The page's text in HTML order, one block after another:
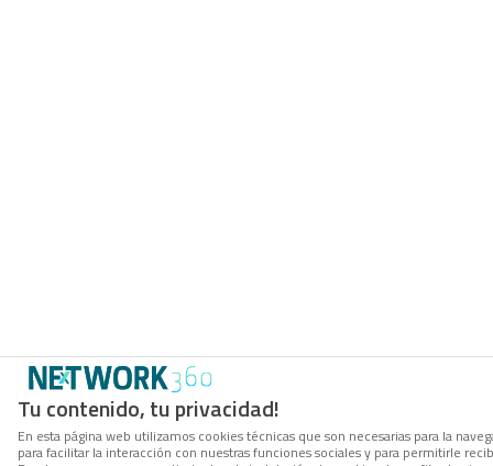
Tu contenido, tu privacidad!
En esta página web utilizamos cookies técnicas que son necesarias para la
para facilitar la interacción con nuestras funciones sociales y para permitirle